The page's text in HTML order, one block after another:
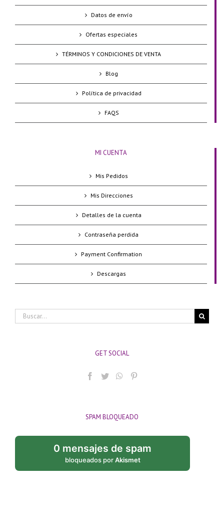
Datos de envío
Ofertas especiales
TÉRMINOS Y CONDICIONES DE VENTA
Blog
Política de privacidad
FAQS
MI CUENTA
Mis Pedidos
Mis Direcciones
Detalles de la cuenta
Contraseña perdida
Payment Confirmation
Descargas
Buscar:
GET SOCIAL
SPAM BLOQUEADO
0 mensajes de spam
bloqueados porAkismet